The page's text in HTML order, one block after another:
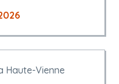
Haute-Vienne